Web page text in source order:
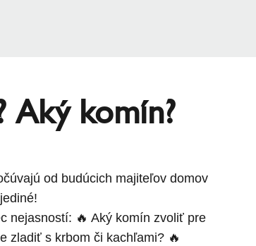
Aký komín?
od budúcich majiteľov domov
nejasností: 🔥 Aký komín zvoliť pre
zladiť s krbom či kachľami? 🔥